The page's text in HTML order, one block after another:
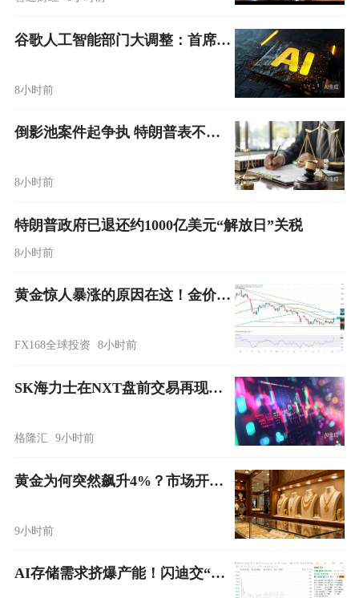
谷歌人工智能部门大调整：首席科学家杰夫·迪恩离职，德米斯·哈萨比斯卸任DeepMind CEO
8小时前
倒影池案件起争执 特朗普表不满 暂未决定是否解雇检察官皮罗
8小时前
特朗普政府已退还约1000亿美元“解放日”关税
8小时前
黄金惊人暴涨的原因在这！金价技术面重大破位 FXStreet分析师黄金走势分析
FX168全球投资 8小时前
SK海力士在NXT盘前交易再现跌停，韩国引入静态VI应对异常波动
格隆汇 9小时前
黄金为何突然飙升4%？市场开始押注沃什领导的美联储“没那么鹰”
9小时前
AI存储需求挤爆产能！闪迪交“炸裂”财报仍难逃杀跌